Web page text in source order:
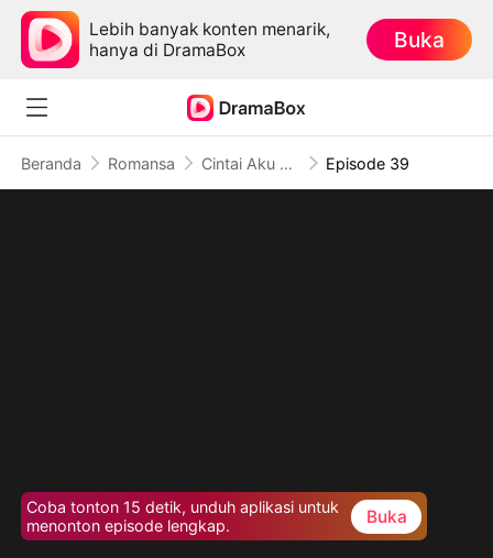
Lebih banyak konten menarik,
hanya di DramaBox
Buka
Beranda Romansa Cintai Aku untuk Terakhir Kali Episode 39
Coba tonton 15 detik, unduh aplikasi untuk
menonton episode lengkap.
Buka